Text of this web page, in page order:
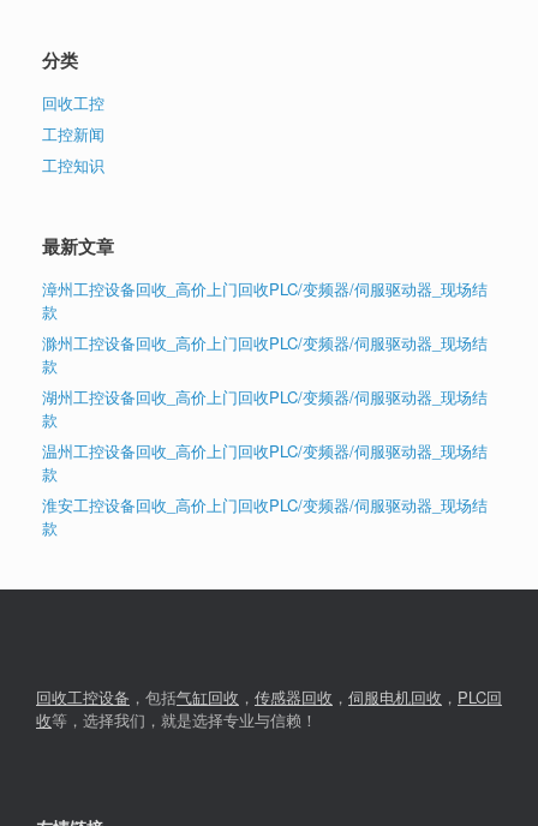
分类
回收工控
工控新闻
工控知识
最新文章
漳州工控设备回收_高价上门回收PLC/变频器/伺服驱动器_现场结
款
滁州工控设备回收_高价上门回收PLC/变频器/伺服驱动器_现场结
款
湖州工控设备回收_高价上门回收PLC/变频器/伺服驱动器_现场结
款
温州工控设备回收_高价上门回收PLC/变频器/伺服驱动器_现场结
款
淮安工控设备回收_高价上门回收PLC/变频器/伺服驱动器_现场结
款
回收工控设备 ，包括气缸回收 ， 传感器回收 ， 伺服电机回收 ， PLC回
收等，选择我们，就是选择专业与信赖！